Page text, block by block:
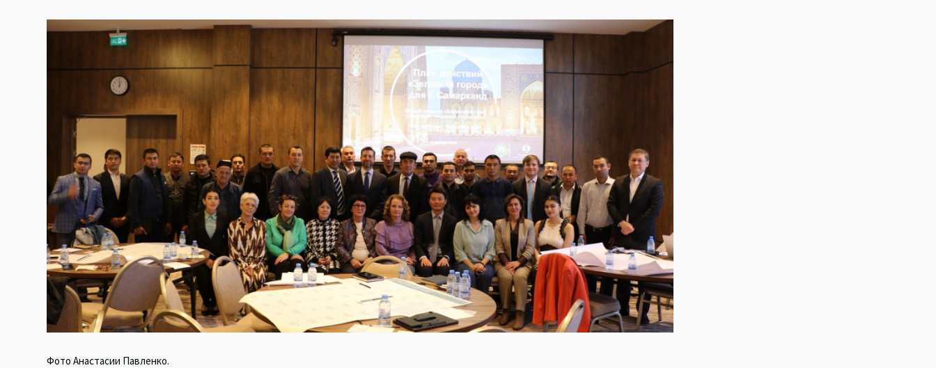
es
ky
ke
dI
b
o
k
at
sA
p
p
Фото Анастасии Павленко.